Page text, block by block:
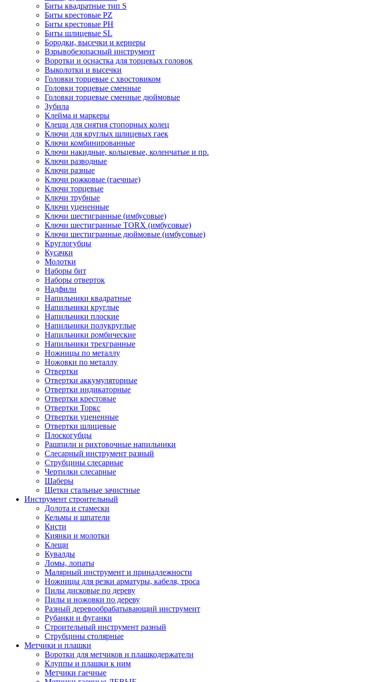
Биты квадратные тип S
Биты крестовые РZ
Биты крестовые РН
Биты шлицевые SL
Бородки, высечки и кернеры
Взрывобезопасный инструмент
Воротки и оснаcтка для торцевых головок
Выколотки и высечки
Головки торцевые с хвостовиком
Головки торцевые сменные
Головки торцевые сменные дюймовые
Зубила
Клейма и маркеры
Клещи для снятия стопорных колец
Ключи для круглых шлицевых гаек
Ключи комбинированные
Ключи накидные, кольцевые, коленчатые и пр.
Ключи разводные
Ключи разные
Ключи рожковые (гаечные)
Ключи торцевые
Ключи трубные
Ключи уцененные
Ключи шестигранные (имбусовые)
Ключи шестигранные TORX (имбусовые)
Ключи шестигранные дюймовые (имбусовые)
Круглогубцы
Кусачки
Молотки
Наборы бит
Наборы отверток
Надфили
Напильники квадратные
Напильники круглые
Напильники плоские
Напильники полукруглые
Напильники ромбические
Напильники трехгранные
Ножницы по металлу
Ножовки по металлу
Отвертки
Отвертки аккумуляторные
Отвертки индикаторные
Отвертки крестовые
Отвертки Торкс
Отвертки уцененные
Отвертки шлицевые
Плоскогубцы
Рашпили и рихтовочные напильники
Слесарный инструмент разный
Струбцины слесарные
Чертилки слесарные
Шаберы
Щетки стальные зачистные
Инструмент строительный
Долота и стамески
Кельмы и шпатели
Кисти
Киянки и молотки
Клещи
Кувалды
Ломы, лопаты
Малярный инструмент и принадлежности
Ножницы для резки арматуры, кабеля, троса
Пилы дисковые по дереву
Пилы и ножовки по дереву
Разный деревообрабатывающий инструмент
Рубанки и фуганки
Строительный инструмент разный
Струбцины столярные
Метчики и плашки
Воротки для метчиков и плашкодержатели
Клуппы и плашки к ним
Метчики гаечные